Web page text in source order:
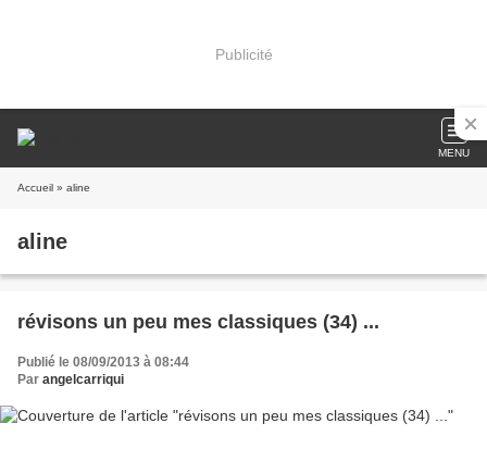
Publicité
MENU
Accueil » aline
aline
révisons un peu mes classiques (34) ...
Publié le 08/09/2013 à 08:44
Par angelcarriqui